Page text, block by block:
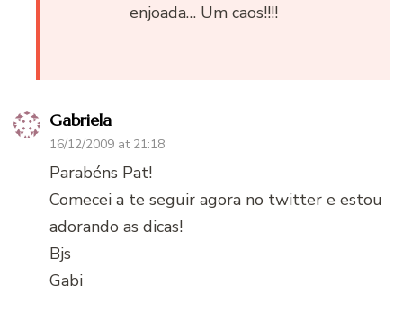
enjoada… Um caos!!!!
Gabriela
16/12/2009 at 21:18
Parabéns Pat!
Comecei a te seguir agora no twitter e estou
adorando as dicas!
Bjs
Gabi